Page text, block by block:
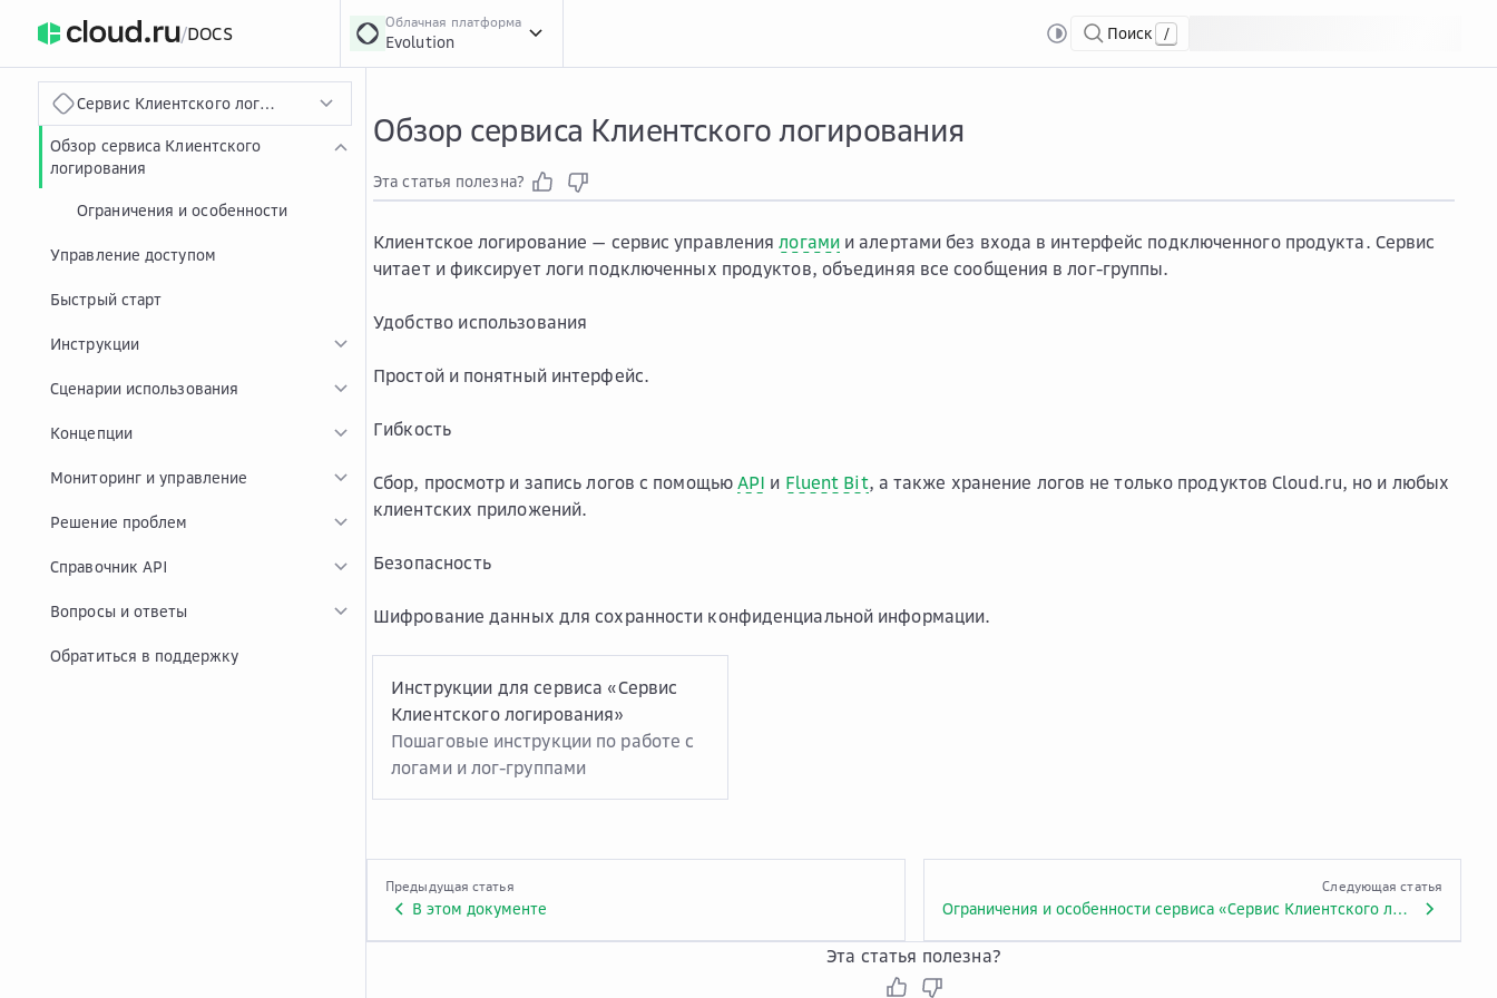
/DOCS
Облачная платформа
Evolution Поиск /
Сервис Клиентского логирования
Обзор сервиса Клиентского
логирования
Ограничения и особенности
Управление доступом
Быстрый старт
Инструкции
Сценарии использования
Концепции
Мониторинг и управление
Решение проблем
Справочник API
Вопросы и ответы
Обратиться в поддержку
Обзор сервиса Клиентского логирования
Эта статья полезна?
Клиентское логирование — сервис управлениялогамии алертами без входа в интерфейс подключенного продукта. Сервис
читает и фиксирует логи подключенных продуктов, объединяя все сообщения в лог-группы.
Удобство использования
Простой и понятный интерфейс.
Гибкость
Сбор, просмотр и запись логов с помощьюAPI и Fluent Bit, а также хранение логов не только продуктов Cloud.ru, но и любых
клиентских приложений.
Безопасность
Шифрование данных для сохранности конфиденциальной информации.
Инструкции для сервиса «Сервис
Клиентского логирования»
Пошаговые инструкции по работе с
логами и лог-группами
Предыдущая статья
В этом документе
Следующая статья
Ограничения и особенности сервиса «Сервис Клиентского логирования»
Эта статья полезна?